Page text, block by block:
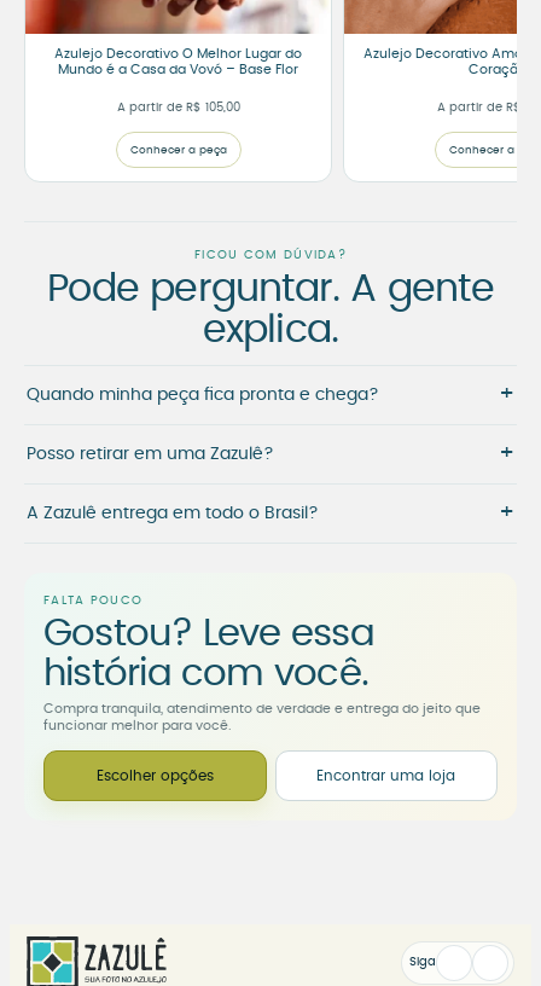
Azulejo Decorativo O Melhor Lugar do
Mundo é a Casa da Vovó – Base Flor
A partir de R$ 105,00
Conhecer a peça
Azulejo Decorativo Amor
Coração
A partir de R$
Conhecer a
FICOU COM DÚVIDA?
Pode perguntar. A gente
explica.
Quando minha peça fica pronta e chega? +
Posso retirar em uma Zazulê? +
A Zazulê entrega em todo o Brasil? +
FALTA POUCO
Gostou? Leve essa
história com você.
Compra tranquila, atendimento de verdade e entrega do jeito que
funcionar melhor para você.
Escolher opções Encontrar uma loja
Siga